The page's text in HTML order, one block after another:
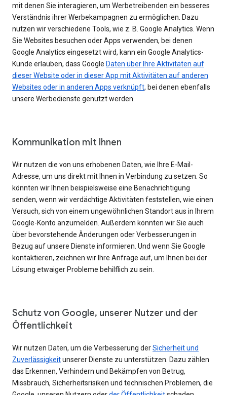
mit denen Sie interagieren, um Werbetreibenden ein besseres
Verständnis ihrer Werbekampagnen zu ermöglichen. Dazu
nutzen wir verschiedene Tools, wie z. B. Google Analytics. Wenn
Sie Websites besuchen oder Apps verwenden, bei denen
Google Analytics eingesetzt wird, kann ein Google Analytics-
Kunde erlauben, dass Google Daten über Ihre Aktivitäten auf
dieser Website oder in dieser App mit Aktivitäten auf anderen
Websites oder in anderen Apps verknüpft, bei denen ebenfalls
unsere Werbedienste genutzt werden.
Kommunikation mit Ihnen
Wir nutzen die von uns erhobenen Daten, wie Ihre E-Mail-
Adresse, um uns direkt mit Ihnen in Verbindung zu setzen. So
könnten wir Ihnen beispielsweise eine Benachrichtigung
senden, wenn wir verdächtige Aktivitäten feststellen, wie einen
Versuch, sich von einem ungewöhnlichen Standort aus in Ihrem
Google-Konto anzumelden. Außerdem könnten wir Sie auch
über bevorstehende Änderungen oder Verbesserungen in
Bezug auf unsere Dienste informieren. Und wenn Sie Google
kontaktieren, zeichnen wir Ihre Anfrage auf, um Ihnen bei der
Lösung etwaiger Probleme behilflich zu sein.
Schutz von Google, unserer Nutzer und der
Öffentlichkeit
Wir nutzen Daten, um die Verbesserung derSicherheit und
Zuverlässigkeitunserer Dienste zu unterstützen. Dazu zählen
das Erkennen, Verhindern und Bekämpfen von Betrug,
Missbrauch, Sicherheitsrisiken und technischen Problemen, die